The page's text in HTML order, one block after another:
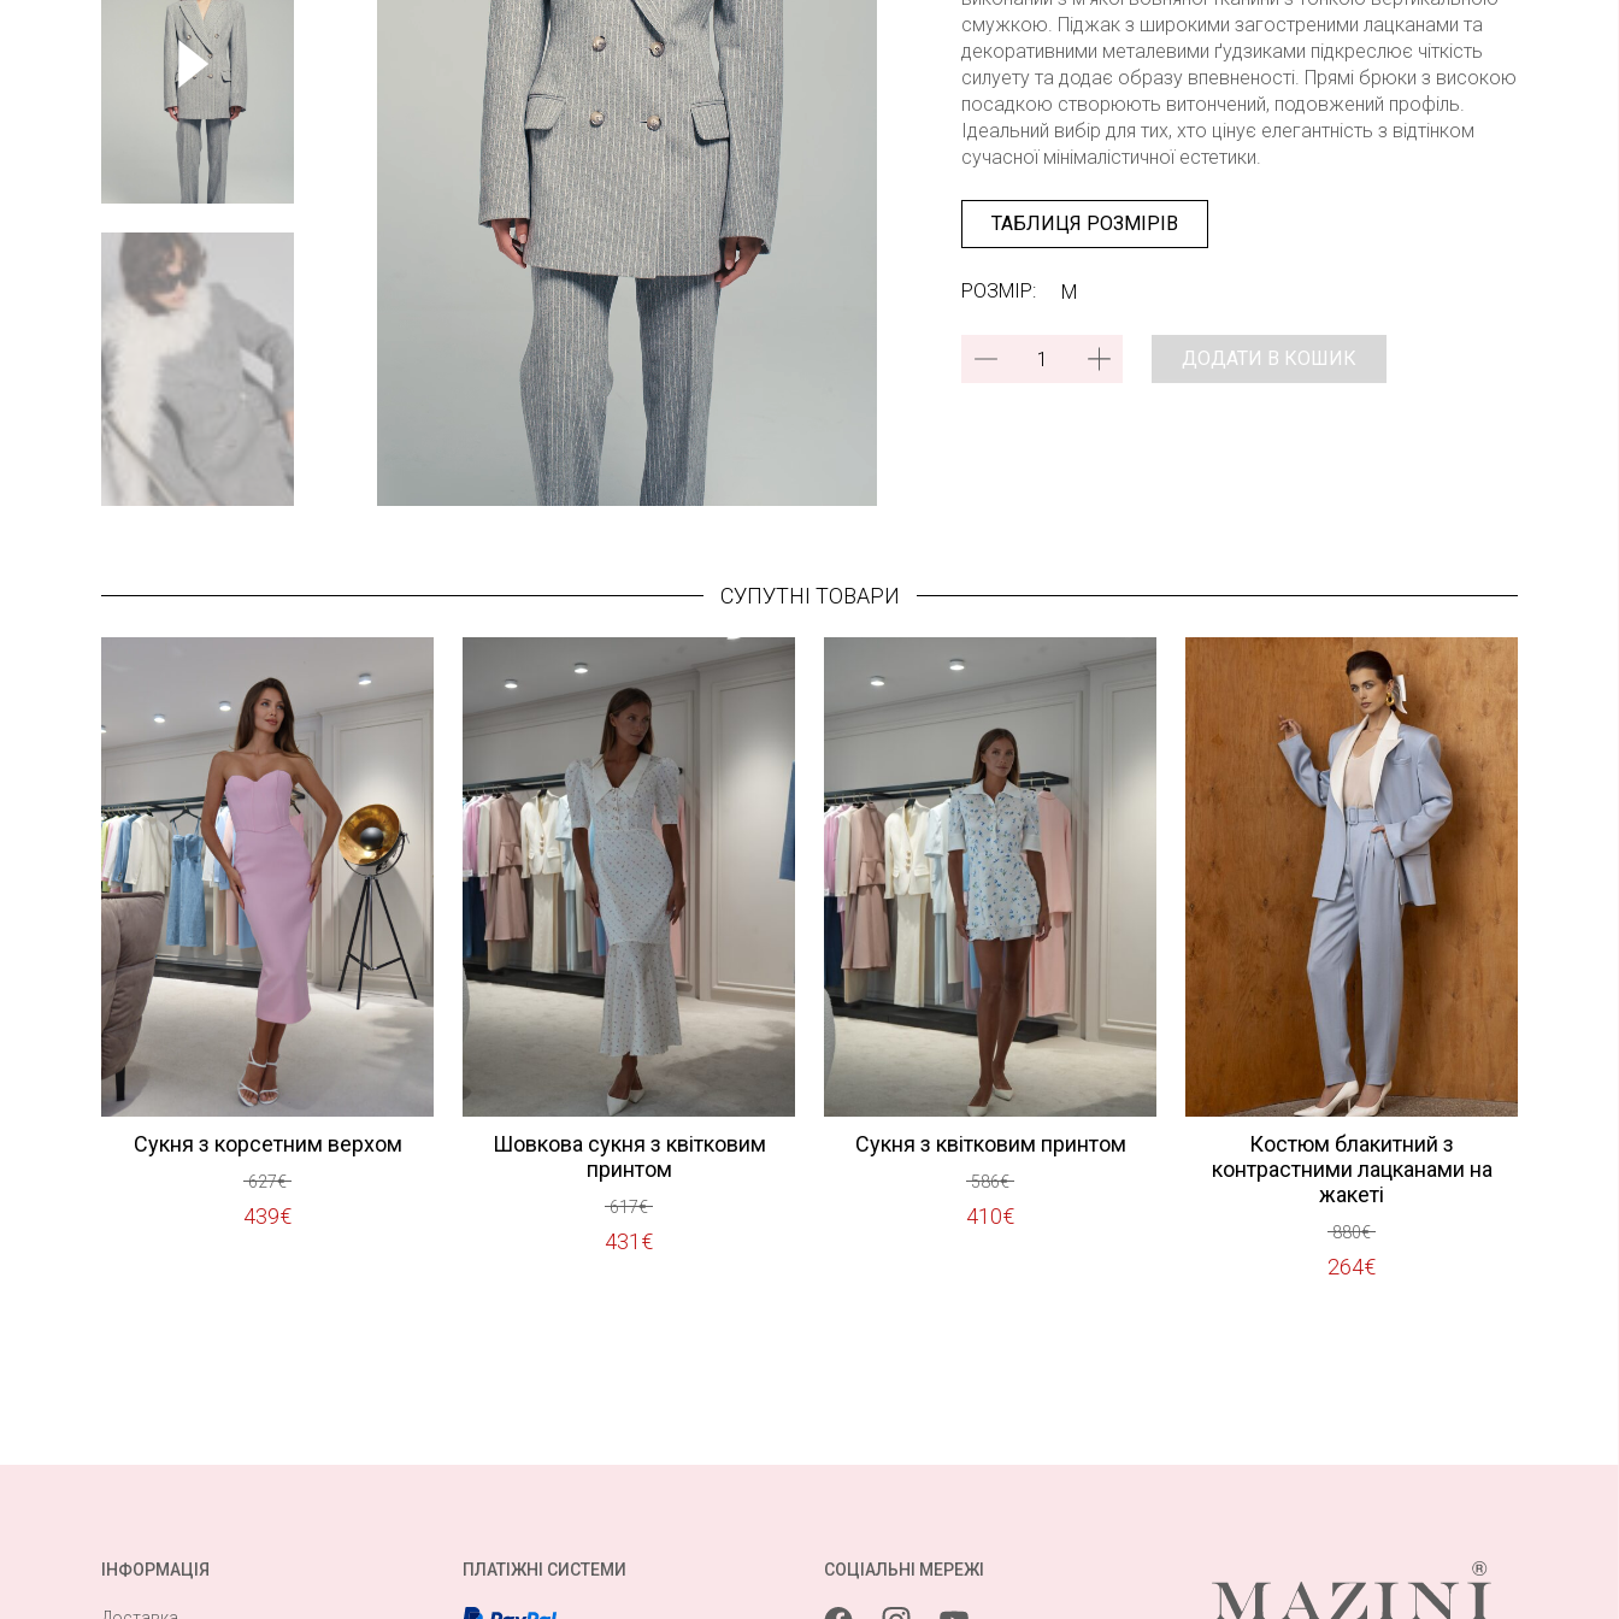
смужкою. Піджак з широкими загостреними лацканами та
декоративними металевими ґудзиками підкреслює чіткість
силуету та додає образу впевненості. Прямі брюки з високою
посадкою створюють витончений, подовжений профіль.
Ідеальний вибір для тих, хто цінує елегантність з відтінком
сучасної мінімалістичної естетики.
ТАБЛИЦЯ РОЗМІРІВ
РОЗМІР: M
ДОДАТИ В КОШИК
СУПУТНІ ТОВАРИ
Сукня з корсетним верхом
627€
Оригінальна
439€
Поточна
Шовкова сукня з квітковим
принтом
617€
Оригінальна
431 €
Поточна
Сукня з квітковим принтом
586€
Оригінальна
410€
Поточна
Костюм блакитний з
контрастними лацканами на
жакеті
880€
Оригінальна
264€
Поточна
ІНФОРМАЦІЯ ПЛАТІЖНІ СИСТЕМИ СОЦІАЛЬНІ МЕРЕЖІ